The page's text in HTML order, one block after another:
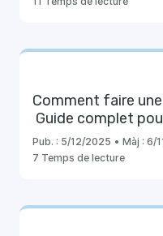
Comment faire
Guide complet
Pub. : 5/12/2025 • Màj : 6/
7 Temps de lecture